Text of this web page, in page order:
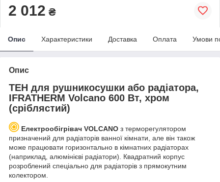
2 012 ₴
Опис Характеристики Доставка Оплата Умови
Опис
ТЕН для рушникосушки або радіатора,
IFRATHERM Volcano 600 Вт, хром
(сріблястий)
Електрообігрівач VOLCANO з терморегулятором
призначений для радіаторів ванної кімнати, але він також
може працювати горизонтально в кімнатних радіаторах
(наприклад, алюмінієві радіатори). Квадратний корпус
розроблений спеціально для радіаторів з прямокутним
колектором.